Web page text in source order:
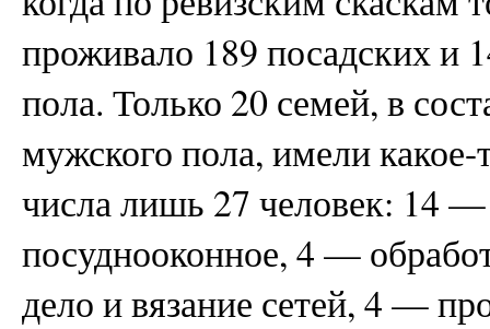
проживало 189 посадских и
пола. Только 20 семей, в
мужского пола, имели какое-
числа лишь 27 человек: 14
посуднооконное, 4 —
дело и вязание сетей, 4 —